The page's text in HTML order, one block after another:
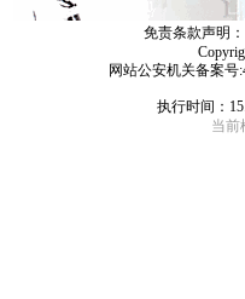
免责条款声明
网站公安机关备案号
执行时间：
当前